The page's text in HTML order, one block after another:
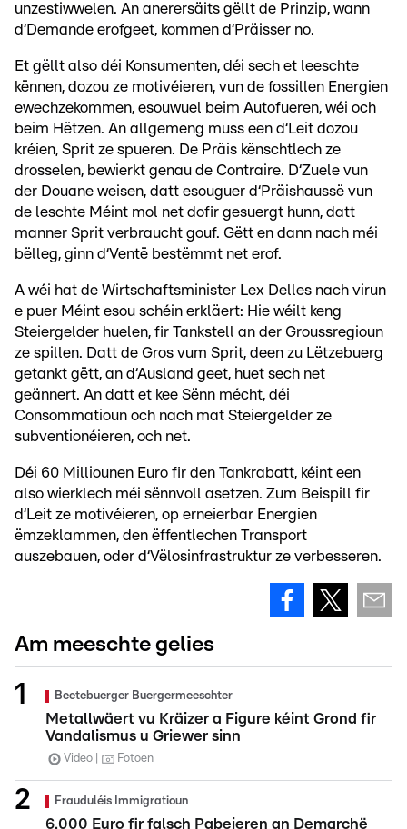
unzestiwwelen. An anerersäits gëllt de Prinzip, wann
d‘Demande erofgeet, kommen d‘Präisser no.
Et gëllt also déi Konsumenten, déi sech et leeschte
kënnen, dozou ze motivéieren, vun de fossillen Energien
ewechzekommen, esouwuel beim Autofueren, wéi och
beim Hëtzen. An allgemeng muss een d‘Leit dozou
kréien, Sprit ze spueren. De Präis kënschtlech ze
drosselen, bewierkt genau de Contraire. D‘Zuele vun
der Douane weisen, datt esouguer d‘Präishaussë vun
de leschte Méint mol net dofir gesuergt hunn, datt
manner Sprit verbraucht gouf. Gëtt en dann nach méi
bëlleg, ginn d‘Ventë bestëmmt net erof.
A wéi hat de Wirtschaftsminister Lex Delles nach virun
e puer Méint esou schéin erkläert: Hie wéilt keng
Steiergelder huelen, fir Tankstell an der Groussregioun
ze spillen. Datt de Gros vum Sprit, deen zu Lëtzebuerg
getankt gëtt, an d‘Ausland geet, huet sech net
geännert. An datt et kee Sënn mécht, déi
Consommatioun och nach mat Steiergelder ze
subventionéieren, och net.
Déi 60 Milliounen Euro fir den Tankrabatt, kéint een
also wierklech méi sënnvoll asetzen. Zum Beispill fir
d‘Leit ze motivéieren, op erneierbar Energien
ëmzeklammen, den ëffentlechen Transport
auszebauen, oder d‘Vëlosinfrastruktur ze verbesseren.
Am meeschte gelies
Beetebuerger Buergermeeschter
Metallwäert vu Kräizer a Figure kéint Grond fir
Vandalismus u Griewer sinn
Video Fotoen
Frauduléis Immigratioun
6.000 Euro fir falsch Pabeieren an Demarchë